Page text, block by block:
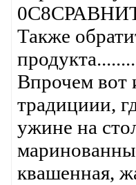
Также
Впрочем вот
традициии,
ужине на
квашенная,